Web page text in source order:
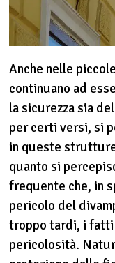
Anche nelle
continuano ad
la sicurezza sia
per certi versi, si
in queste
quanto si
frequente che, in
pericolo del
troppo tardi, i fatti
pericolosità.